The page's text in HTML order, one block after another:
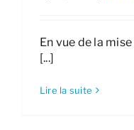
En vue de la
[...]
Lire la suite